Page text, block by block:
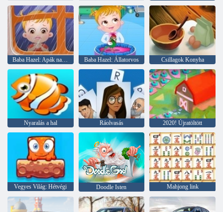
Baba Hazel: Apák napja Baba Hazel: Állatorvos Csillagok Konyha
Nyaralás a hal Ráolvasás 2020! Újratöltött
Vegyes Világ: Hétvégi Doodle Isten Mahjong link